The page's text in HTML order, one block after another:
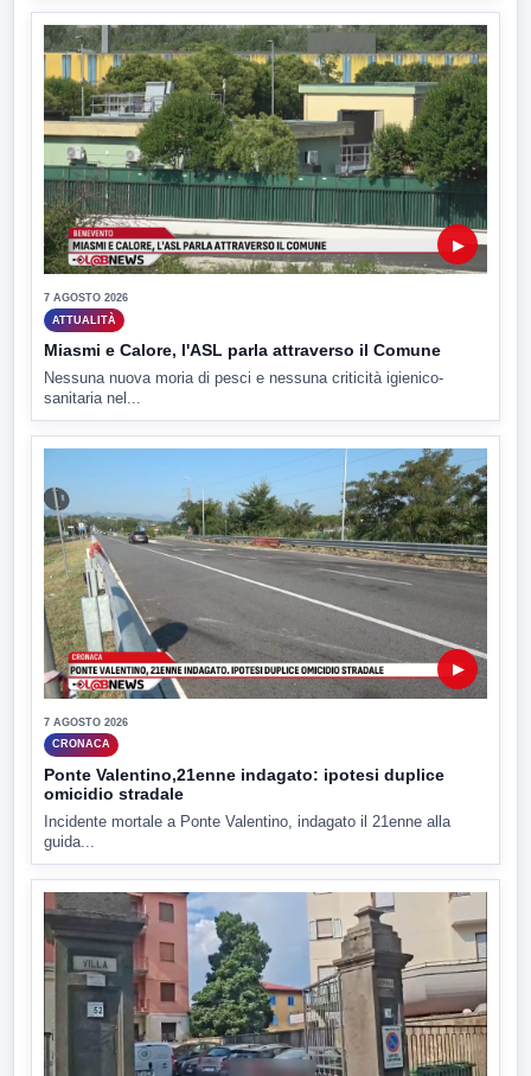
▶
7 AGOSTO 2026
ATTUALITÀ
Miasmi e Calore, l'ASL parla attraverso il Comune
Nessuna nuova moria di pesci e nessuna criticità igienico-
sanitaria nel...
▶
7 AGOSTO 2026
CRONACA
Ponte Valentino,21enne indagato: ipotesi duplice
omicidio stradale
Incidente mortale a Ponte Valentino, indagato il 21enne alla
guida...